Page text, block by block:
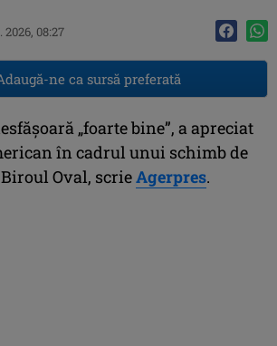
08:27
ne ca sursă preferată
„foarte bine”, a apreciat
în cadrul unui schimb de
Oval, scrieAgerpres.